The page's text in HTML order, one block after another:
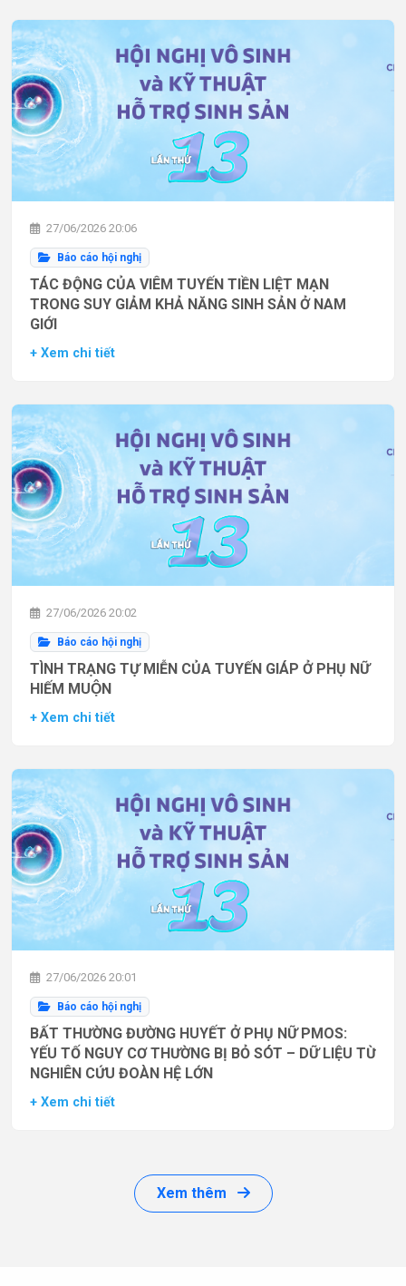
27/06/2026 20:06
Báo cáo hội nghị
TÁC ĐỘNG CỦA VIÊM TUYẾN TIỀN LIỆT MẠN
TRONG SUY GIẢM KHẢ NĂNG SINH SẢN Ở NAM
GIỚI
+ Xem chi tiết
27/06/2026 20:02
Báo cáo hội nghị
TÌNH TRẠNG TỰ MIỄN CỦA TUYẾN GIÁP Ở PHỤ NỮ
HIẾM MUỘN
+ Xem chi tiết
27/06/2026 20:01
Báo cáo hội nghị
BẤT THƯỜNG ĐƯỜNG HUYẾT Ở PHỤ NỮ PMOS:
YẾU TỐ NGUY CƠ THƯỜNG BỊ BỎ SÓT – DỮ LIỆU TỪ
NGHIÊN CỨU ĐOÀN HỆ LỚN
+ Xem chi tiết
Xem thêm